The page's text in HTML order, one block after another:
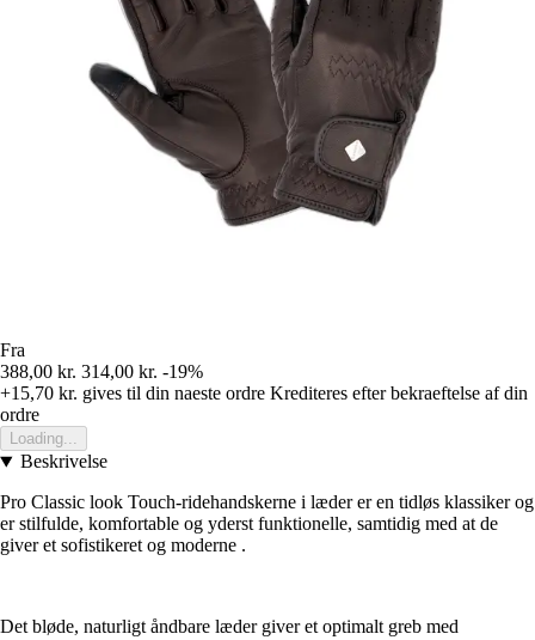
Fra
388,00 kr. 314,00 kr. -19%
+15,70 kr. gives til din naeste ordre Krediteres efter bekraeftelse af din
ordre
Loading...
Beskrivelse
Pro Classic look Touch-ridehandskerne i læder er en tidløs klassiker og
er stilfulde, komfortable og yderst funktionelle, samtidig med at de
giver et sofistikeret og moderne .
Det bløde, naturligt åndbare læder giver et optimalt greb med